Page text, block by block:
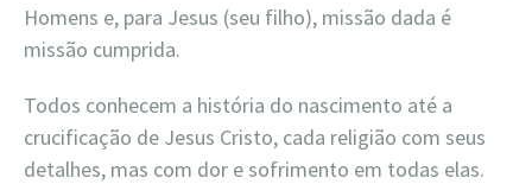
Homens e, para Jesus (seu filho), missão dada é
missão cumprida.
Todos conhecem a história do nascimento até a
crucificação de Jesus Cristo, cada religião com seus
detalhes, mas com dor e sofrimento em todas elas.